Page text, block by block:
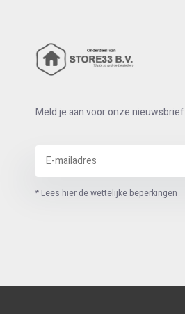
Meld je aan voor onze nieuwsbrief
* Lees hier de wettelijke beperkingen